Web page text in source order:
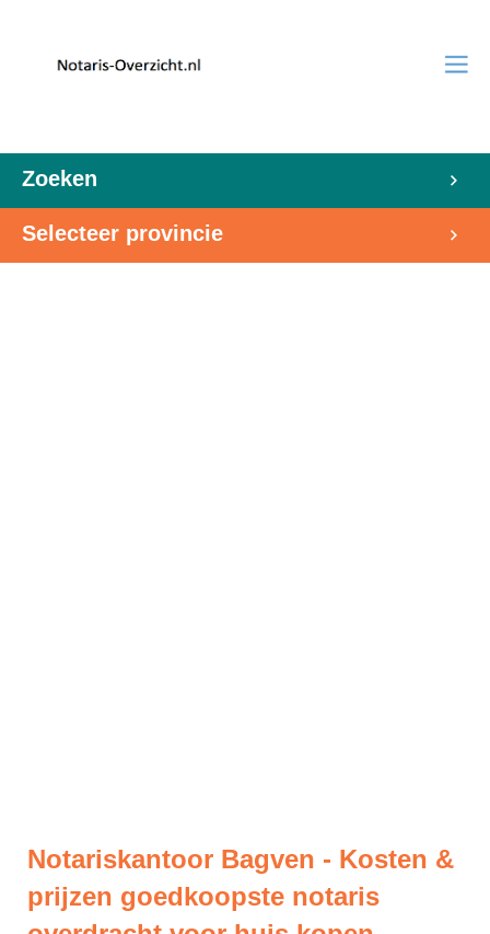
Zoeken
Selecteer provincie
Notariskantoor Bagven - Kosten &
prijzen goedkoopste notaris